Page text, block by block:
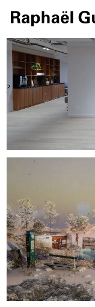
Projets
01. Olam
02. Itérations - La
03. La Fève - Gaîté
Création d’une œuvre
météorologiques de la
commerces et objets ont
conditions climatiques
température, l’humidité,
dans le paysage la
Date : 2023
Lien média :https://